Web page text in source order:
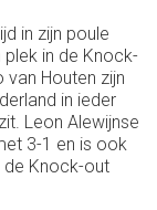
in zijn poule
in de Knock-
Houten zijn
in ieder
Leon Alewijnse
3-1 en is ook
de Knock-out